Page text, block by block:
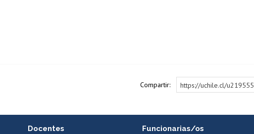
Compartir: https://uchile.cl/u219555
Docentes Funcionarias/os